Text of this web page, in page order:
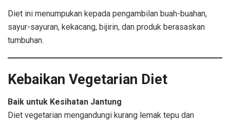
Diet ini menumpukan kepada pengambilan buah-buahan,
sayur-sayuran, kekacang, bijirin, dan produk berasaskan
tumbuhan.
Kebaikan Vegetarian Diet
Baik untuk Kesihatan Jantung
Diet vegetarian mengandungi kurang lemak tepu dan